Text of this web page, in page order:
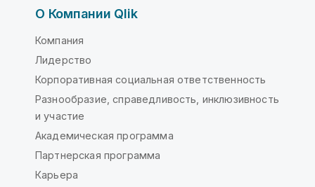
О Компании Qlik
Компания
Лидерство
Корпоративная социальная ответственность
Разнообразие, справедливость, инклюзивность
и участие
Академическая программа
Партнерская программа
Карьера